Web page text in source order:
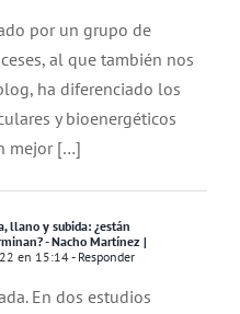
por un grupo de
al que también nos
ha diferenciado los
y bioenergéticos
mejor […]
llano y subida: ¿están
- Nacho Martínez |
en 15:14- Responder
En dos estudios